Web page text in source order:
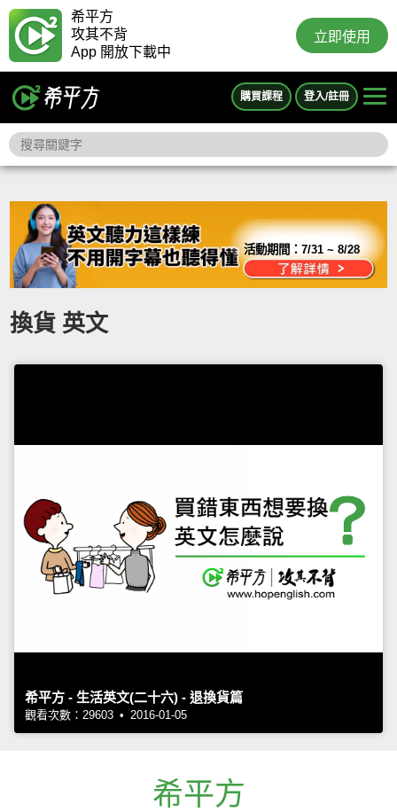
希平方
攻其不背
App 開放下載中
立即使用
購買課程 登入/註冊
活動期間：7/31 ~ 8/28
換貨 英文
希平方 - 生活英文(二十六) - 退換貨篇
觀看次數：29603 • 2016-01-05
希平方